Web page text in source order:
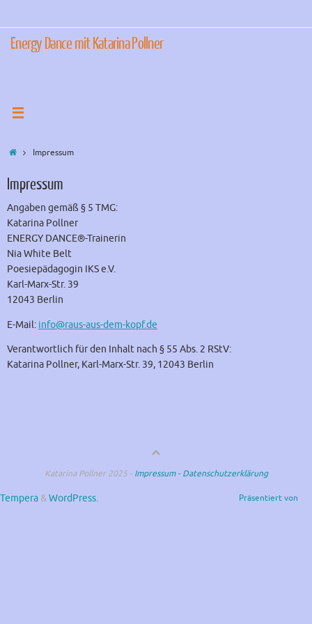
springen
Energy Dance mit Katarina Pollner
StartImpressum
Impressum
Angaben gemäß § 5 TMG:
Katarina Pollner
ENERGY DANCE®-Trainerin
Nia White Belt
Poesiepädagogin IKS e.V.
Karl-Marx-Str. 39
12043 Berlin
E-Mail: info@raus-aus-dem-kopf.de
Verantwortlich für den Inhalt nach § 55 Abs. 2 RStV:
Katarina Pollner, Karl-Marx-Str. 39, 12043 Berlin
Katarina Pollner 2025 - Impressum -Datenschutzerklärung
Präsentiert von
Tempera&WordPress.